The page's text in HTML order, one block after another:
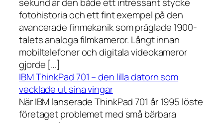
fotohistoria och ett fint exempel på den
avancerade finmekanik som präglade 1900-
talets analoga filmkameror. Långt innan
mobiltelefoner och digitala videokameror
gjorde […]
IBM ThinkPad 701 – den lilla datorn som
vecklade ut sina vingar
När IBM lanserade ThinkPad 701 år 1995 löste
företaget problemet med små bärbara